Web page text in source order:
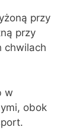
przy
przy
chwilach
w
obok